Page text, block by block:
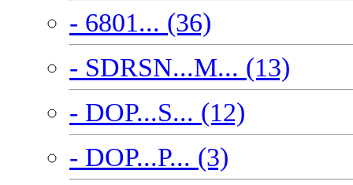
- 6801... (36)
- SDRSN...M... (13)
- DOP...S... (12)
- DOP...P... (3)